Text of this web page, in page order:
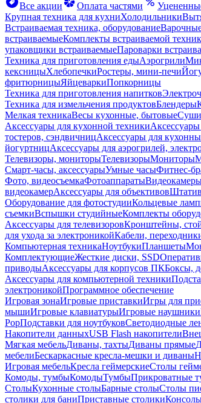
Все акции
Оплата частями
Крупная техника для кухниХолодильники
Встраиваемая техника, оборудование
встраиваемыеКомплекты встраиваемой
упаковщики встраиваемыеПароварки
Техника для приготовления едыАэрогрили
кексницыХлебопечкиРостеры, мини-печи
фритюрницыЯйцеваркиПопкорницы
Техника для приготовления напитков
Техника для измельчения продуктовБлендеры
Мелкая техникаВесы кухонные, бытовые
Аксессуары для кухонной техники
тостеров, сэндвичницАксессуары для
йогуртницАксессуары для аэрогрилей,
Телевизоры, мониторыТелевизорыМониторы
Смарт-часы, аксессуарыУмные часыФитнес-
Фото, видеосъемкаФотоаппараты
видеокамерАксессуары для объективов
Оборудование для фотостудииКольцевые
съемкиВспышки студийныеКомплекты
Аксессуары для телевизоровКронштейны,
для ухода за электроникойКабели,
Компьютерная техникаНоутбукиПланшеты
КомплектующиеЖесткие диски, SSD
приводыАксессуары для корпусов ПКБоксы,
Аксессуары для компьютерной техники
электроникойПрограммное обеспечение
Игровая зонаИгровые приставкиИгры для
мышиИгровые клавиатурыИгровые наушники
PopПодставки для ноутбуковСветодиодные
Накопители данныхUSB Flash накопители
Мягкая мебельДиваны, тахтыДиваны прямые
мебелиБескаркасные кресла-мешки и диваны
Игровая мебельКресла геймерскиеСтолы
Комоды, тумбыКомодыТумбыПрикроватные
СтолыКухонные столыБарные столыСтолы
столики для баниПриставные столики